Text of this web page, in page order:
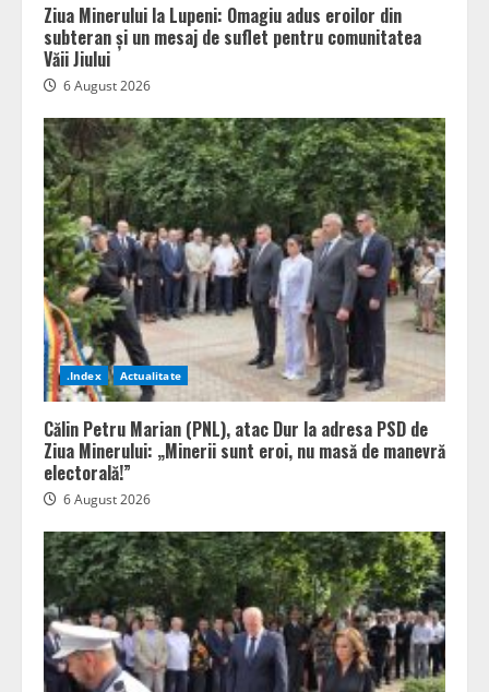
Ziua Minerului la Lupeni: Omagiu adus eroilor din
subteran și un mesaj de suflet pentru comunitatea
Văii Jiului
6 August 2026
.Index Actualitate
Călin Petru Marian (PNL), atac Dur la adresa PSD de
Ziua Minerului: „Minerii sunt eroi, nu masă de manevră
electorală!”
6 August 2026